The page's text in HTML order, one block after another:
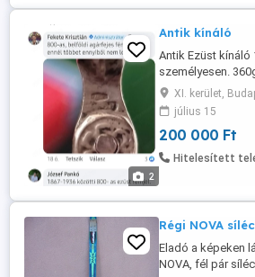
2
Antik kínáló
Antik Ezüst kínáló
személyesen.
XI. kerület,
július 15
200 000 Ft
Hitelesített
Régi NOVA
Eladó a képeken
NOVA, fél pár